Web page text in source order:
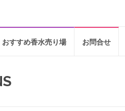
おすすめ香水売り場 お問合せ